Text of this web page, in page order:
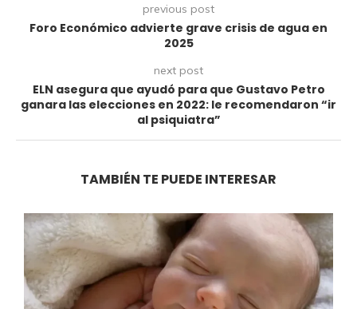
previous post
Foro Económico advierte grave crisis de agua en
2025
next post
ELN asegura que ayudó para que Gustavo Petro
ganara las elecciones en 2022: le recomendaron “ir
al psiquiatra”
TAMBIÉN TE PUEDE INTERESAR